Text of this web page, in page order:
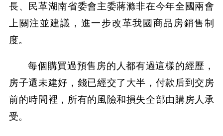
長、民革湖南省委會主委蔣滌非在今年全國兩會
上關注並建議，進一步改革我國商品房銷售制
度。
每個購買過預售房的人都有過這樣的經歷，
房子還未建好，錢已經交了大半，付款后到交房
前的時間裡，所有的風險和損失全部由購房人承
受。